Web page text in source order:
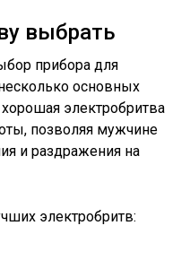
выбрать
прибора для
основных
электробритва
позволяя мужчине
и раздражения на
электробритв: